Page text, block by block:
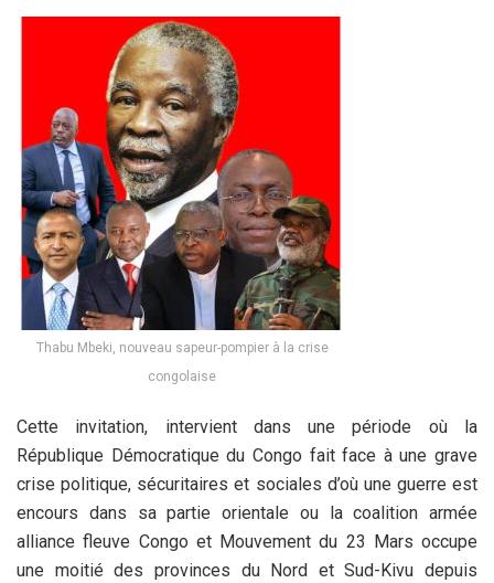
Thabu Mbeki, nouveau sapeur-pompier à la crise
congolaise
Cette invitation, intervient dans une période où la
République Démocratique du Congo fait face à une grave
crise politique, sécuritaires et sociales d’où une guerre est
encours dans sa partie orientale ou la coalition armée
alliance fleuve Congo et Mouvement du 23 Mars occupe
une moitié des provinces du Nord et Sud-Kivu depuis